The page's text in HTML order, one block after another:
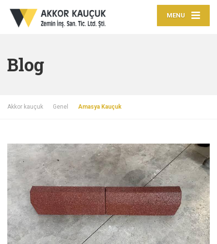
MENU
Blog
Akkor kauçuk Genel Amasya Kauçuk